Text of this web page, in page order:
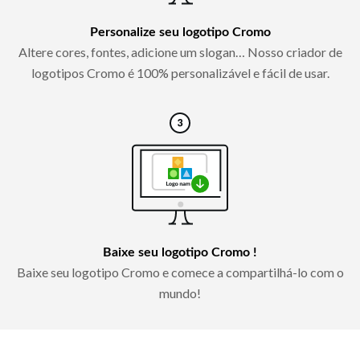
Personalize seu logotipo Cromo
Altere cores, fontes, adicione um slogan… Nosso criador de
logotipos Cromo é 100% personalizável e fácil de usar.
Baixe seu logotipo Cromo !
Baixe seu logotipo Cromo e comece a compartilhá-lo com o
mundo!